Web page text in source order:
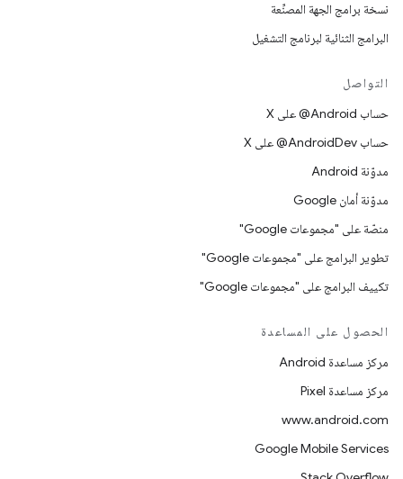
نسخة برامج الجهة المصنِّعة
البرامج الثنائية لبرنامج التشغيل
التواصل
حساب ‎@Android على X
حساب ‎@AndroidDev على X
مدوّنة Android
مدوّنة أمان Google
منصّة على "مجموعات Google"
تطوير البرامج على "مجموعات Google"
تكييف البرامج على "مجموعات Google"
الحصول على المساعدة
مركز مساعدة Android
مركز مساعدة Pixel
www.android.com
Google Mobile Services